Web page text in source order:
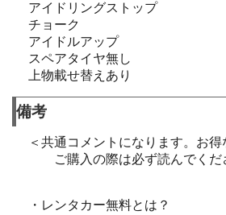
アイドリングストップ
チョーク
アイドルアップ
スペアタイヤ無し
上物載せ替えあり
備考
＜共通コメントになります。お得
ご購入の際は必ず読んでくだ
・レンタカー無料とは？